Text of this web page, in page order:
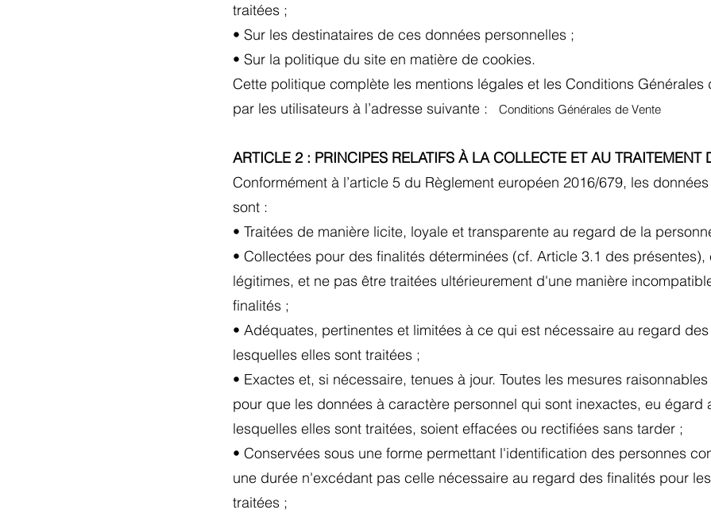
traitées ;
• Sur les destinataires de ces données personnelles ;
• Sur la politique du site en matière de cookies.
Cette politique complète les mentions légales et les Conditions Générales
par les utilisateurs à l’adresse suivante :
ARTICLE 2 : PRINCIPES RELATIFS À LA COLLECTE ET AU TRAITEMENT
Conformément à l’article 5 du Règlement européen 2016/679, les
sont :
• Traitées de manière licite, loyale et transparente au regard de la
• Collectées pour des finalités déterminées (cf. Article 3.1 des présentes),
légitimes, et ne pas être traitées ultérieurement d'une manière
finalités ;
• Adéquates, pertinentes et limitées à ce qui est nécessaire au regard
lesquelles elles sont traitées ;
• Exactes et, si nécessaire, tenues à jour. Toutes les mesures
pour que les données à caractère personnel qui sont inexactes, eu égard
lesquelles elles sont traitées, soient effacées ou rectifiées sans tarder ;
• Conservées sous une forme permettant l'identification des personnes
une durée n'excédant pas celle nécessaire au regard des finalités pour
traitées ;
Conditions Générales de Vente